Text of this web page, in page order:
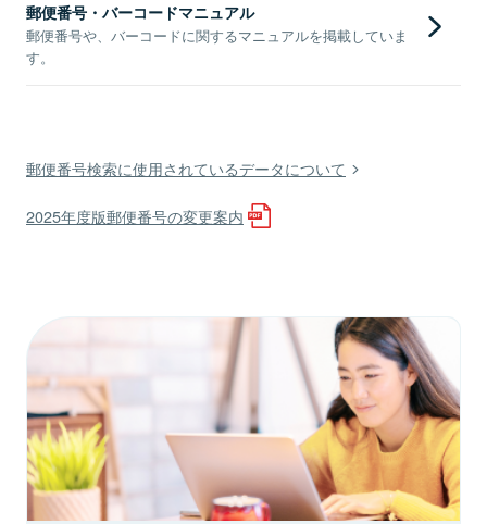
郵便番号・バーコードマニュアル
郵便番号や、バーコードに関するマニュアルを掲載していま
す。
郵便番号検索に使用されているデータについて
2025年度版郵便番号の変更案内